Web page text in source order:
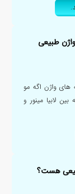
طبیعی
های واژن اگه مو
لابیا مینور و
هست؟